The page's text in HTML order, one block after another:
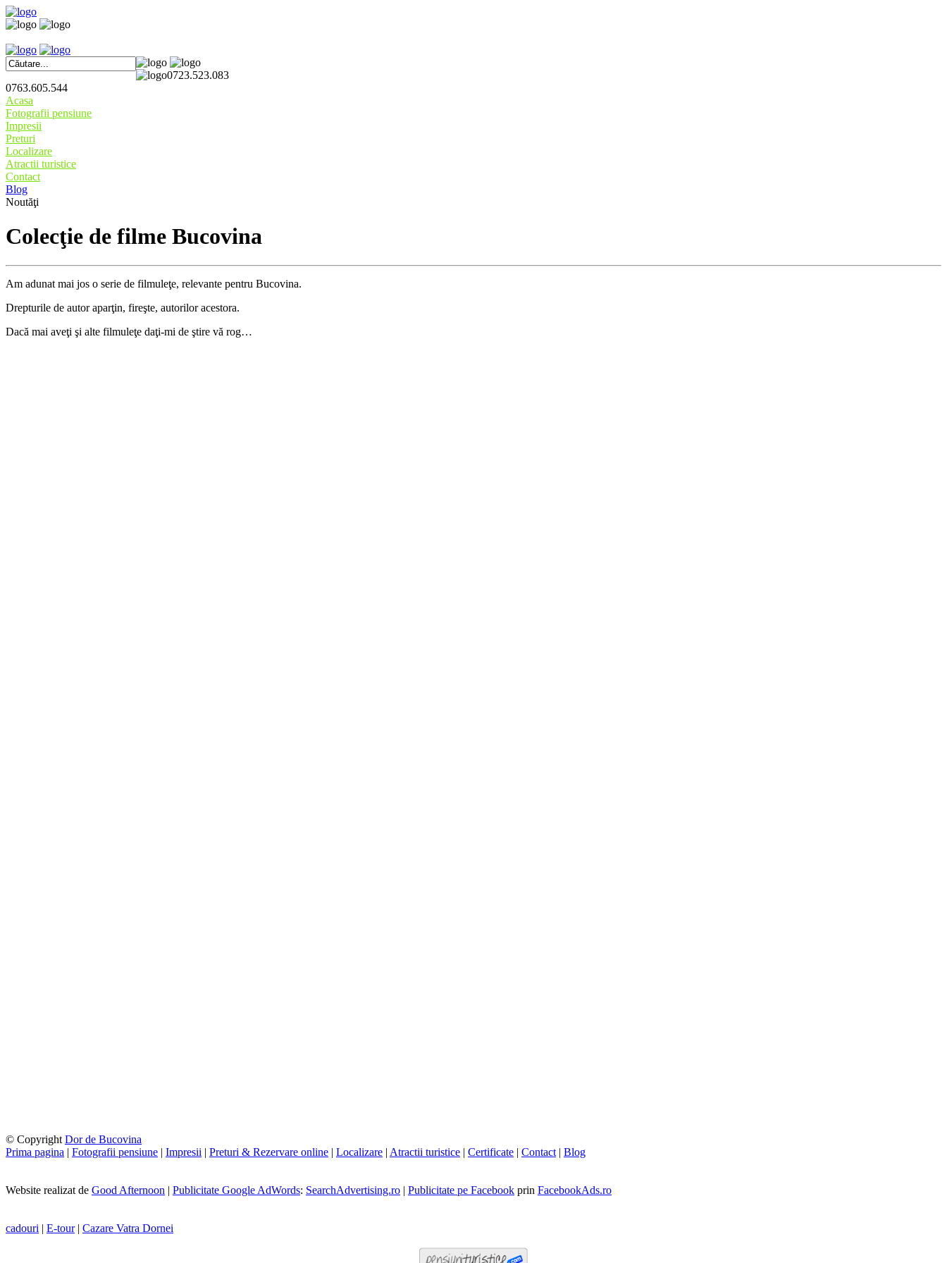
0723.523.083
0763.605.544
Acasa
Fotografii pensiune
Impresii
Preturi
Localizare
Atractii turistice
Contact
Blog
Noutăţi
Colecţie de filme Bucovina
Am adunat mai jos o serie de filmuleţe, relevante pentru Bucovina.
Drepturile de autor aparţin, fireşte, autorilor acestora.
Dacă mai aveţi şi alte filmuleţe daţi-mi de ştire vă rog…
© Copyright Dor de Bucovina
Prima pagina | Fotografii pensiune | Impresii | Preturi & Rezervare online | Localizare | Atractii turistice | Certificate | Contact | Blog
Website realizat de Good Afternoon | Publicitate Google AdWords: SearchAdvertising.ro | Publicitate pe Facebook prin FacebookAds.ro
cadouri | E-tour| Cazare Vatra Dornei